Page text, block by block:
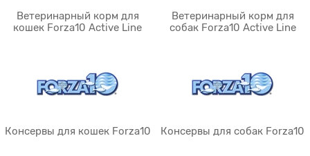
Ветеринарный корм для
кошек Forza10 Aсtive Line
Ветеринарный корм для
собак Forza10 Aсtive Line
Консервы для кошек Forza10 Консервы для собак Forza10